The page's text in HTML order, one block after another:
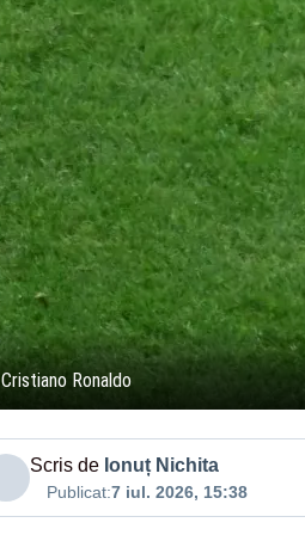
Cristiano Ronaldo
Scris de Ionuț Nichita
Publicat:7 iul. 2026, 15:38